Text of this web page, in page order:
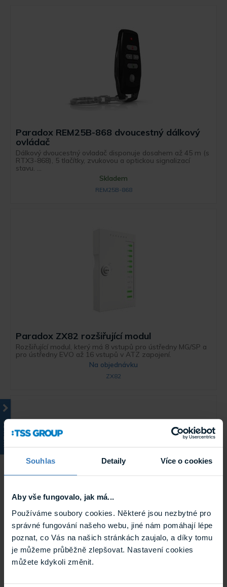
Souhlas Detaily Více o cookies
Aby vše fungovalo, jak má...
Používáme soubory cookies. Některé jsou nezbytné pro
správné fungování našeho webu, jiné nám pomáhají lépe
poznat, co Vás na našich stránkách zaujalo, a díky tomu
je můžeme průběžně zlepšovat. Nastavení cookies
můžete kdykoli změnit.
KATALOG
Paradox REM25B-868 dvoucestný dálkový
ovládač
Dálkový dvoucestný ovladač disponuje dosahem až 45 m (s
RTX3-868), 5 tlačítky, zvukovou a optickou signalizací
stavu. ...
Skladem
REM25B-868
Paradox ZX82 rozšiřující modul
Rozšiřující modul, který má 8 vstupů pro ústředny MG/SP a
pro ústředny EVO až 16 vstupů v ATZ zapojení.
Na objednávku
ZX82
Paradox HUB2 Opakovač a oddělovač
sběrnice
Opakovač a oddělovač sběrnice, vytváří nezávislé větve
sběrnice nebo prodlužuje sběrnici o dalších 900m, napájení
...